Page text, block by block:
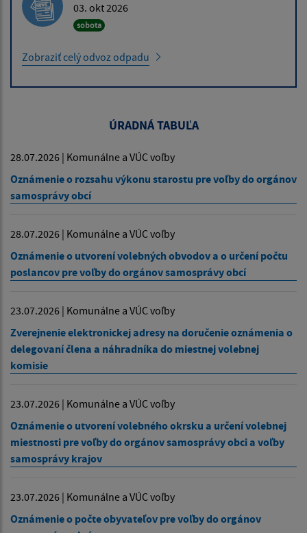
03. okt 2026
sobota
Zobraziť celý odvoz odpadu
ÚRADNÁ TABUĽA
28.07.2026 | Komunálne a VÚC voľby
Oznámenie o rozsahu výkonu starostu pre voľby do orgánov
samosprávy obcí
28.07.2026 | Komunálne a VÚC voľby
Oznámenie o utvorení volebných obvodov a o určení počtu
poslancov pre voľby do orgánov samosprávy obcí
23.07.2026 | Komunálne a VÚC voľby
Zverejnenie elektronickej adresy na doručenie oznámenia o
delegovaní člena a náhradníka do miestnej volebnej
komisie
23.07.2026 | Komunálne a VÚC voľby
Oznámenie o utvorení volebného okrsku a určení volebnej
miestnosti pre voľby do orgánov samosprávy obci a voľby
samosprávy krajov
23.07.2026 | Komunálne a VÚC voľby
Oznámenie o počte obyvateľov pre voľby do orgánov